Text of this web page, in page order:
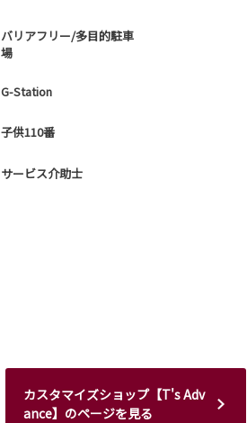
バリアフリー/多目的駐車
場
G-Station
子供110番
サービス介助士
カスタマイズショップ【T's Adv
ance】のページを見る